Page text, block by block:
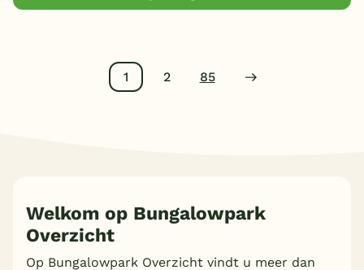
1 2 85
Welkom op Bungalowpark
Overzicht
Op Bungalowpark Overzicht vindt u meer dan